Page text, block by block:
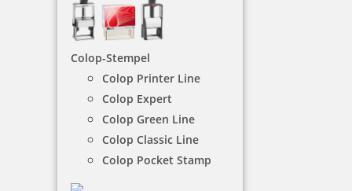
Colop-Stempel
Colop Printer Line
Colop Expert
Colop Green Line
Colop Classic Line
Colop Pocket Stamp
DATUMSTEMPEL - KATEGORIEN
mit eigenem Text